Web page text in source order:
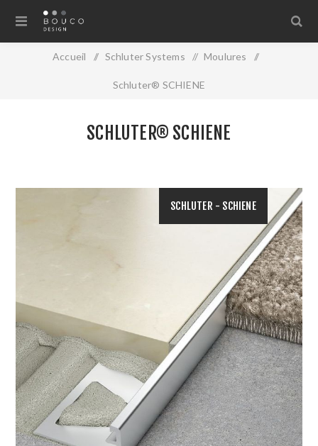
Accueil / Schluter Systems / Moulures /
Schluter® SCHIENE
SCHLUTER - SCHIENE
SCHLUTER® SCHIENE